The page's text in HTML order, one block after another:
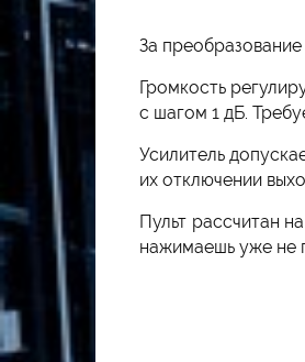
За
Громкость
с шагом 1 дБ.
Усилитель
их отключении
Пульт рассчитан
нажимаешь уже не